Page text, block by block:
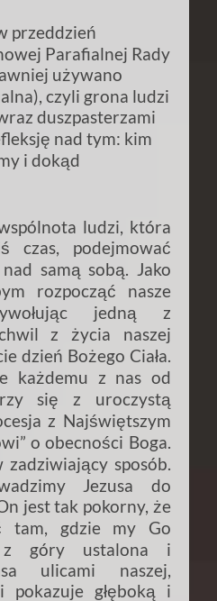
Parafialnej Rady
używano
czyli grona ludzi
duszpasterzami
nad tym: kim
i dokąd
ludzi, która
czas, podejmować
samą sobą. Jako
rozpocząć nasze
jedną z
z życia naszej
dzień Bożego Ciała.
każdemu z nas od
się z uroczystą
z Najświętszym
o obecności Boga.
sposób.
Jezusa do
jest tak pokorny, że
tam, gdzie my Go
z góry ustalona i
ulicami naszej,
pokazuje głęboką i